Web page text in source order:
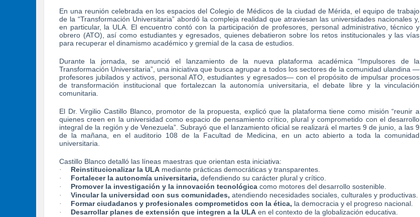
En una reunión celebrada en los espacios del Colegio de Médicos de la ciudad de Mérida, el equipo de trabajo
de la “Transformación Universitaria” abordó la compleja realidad que atraviesan las universidades nacionales y,
en particular, la ULA. El encuentro contó con la participación de profesores, personal administrativo, técnico y
obrero (ATO), así como estudiantes y egresados, quienes debatieron sobre los retos institucionales y las vías
para recuperar el dinamismo académico y gremial de la casa de estudios.
Durante la jornada, se anunció el lanzamiento de la nueva plataforma académica “Impulsores de la
Transformación Universitaria”, una iniciativa que busca agrupar a todos los sectores de la comunidad ulandina —
profesores jubilados y activos, personal ATO, estudiantes y egresados— con el propósito de impulsar procesos
de transformación institucional que fortalezcan la autonomía universitaria, el debate libre y la vinculación
comunitaria.
El Dr. Virgilio Castillo Blanco, promotor de la propuesta, explicó que la plataforma tiene como misión “reunir a
quienes creen en la universidad como espacio de pensamiento crítico, plural y comprometido con el desarrollo
integral de la región y de Venezuela”. Subrayó que el lanzamiento oficial se realizará el martes 9 de junio, a las 9
de la mañana, en el auditorio 108 de la Facultad de Medicina, en un acto abierto a toda la comunidad
universitaria.
Castillo Blanco detalló las líneas maestras que orientan esta iniciativa:
· Reinstitucionalizar la ULA mediante prácticas democráticas y transparentes.
· Fortalecer la autonomía universitaria, defendiendo su carácter plural y crítico.
· Promover la investigación y la innovación tecnológica como motores del desarrollo sostenible.
· Vincular la universidad con sus comunidades, atendiendo necesidades sociales, culturales y productivas.
· Formar ciudadanos y profesionales comprometidos con la ética, la democracia y el progreso nacional.
· Desarrollar planes de extensión que integren a la ULA en el contexto de la globalización educativa.